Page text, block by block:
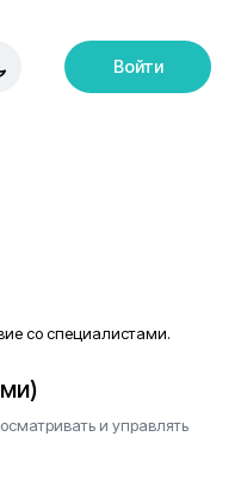
Войти
со специалистами.
и управлять